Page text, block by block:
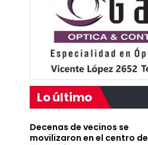
Lo último
Decenas de vecinos se
movilizaron en el centro de